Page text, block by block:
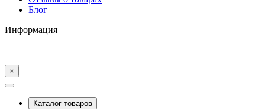
Блог
Информация
×
Каталог товаров